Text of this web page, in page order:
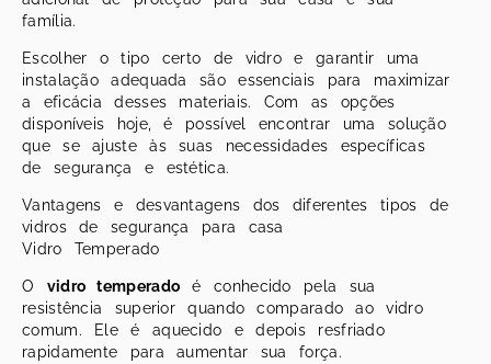
família.
Escolher o tipo certo de vidro e garantir uma
instalação adequada são essenciais para maximizar
a eficácia desses materiais. Com as opções
disponíveis hoje, é possível encontrar uma solução
que se ajuste às suas necessidades específicas
de segurança e estética.
Vantagens e desvantagens dos diferentes tipos de
vidros de segurança para casa
Vidro Temperado
O vidro temperado é conhecido pela sua
resistência superior quando comparado ao vidro
comum. Ele é aquecido e depois resfriado
rapidamente para aumentar sua força.